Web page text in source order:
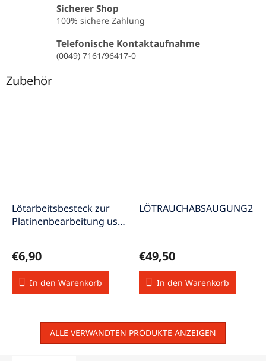
Sicherer Shop
100% sichere Zahlung
Telefonische Kontaktaufnahme
(0049) 7161/96417-0
Zubehör
Lötarbeitsbesteck zur
Platinenbearbeitung usw.
€6,90
In den Warenkorb
LÖTRAUCHABSAUGUNG2
€49,50
In den Warenkorb
ALLE VERWANDTEN PRODUKTE ANZEIGEN